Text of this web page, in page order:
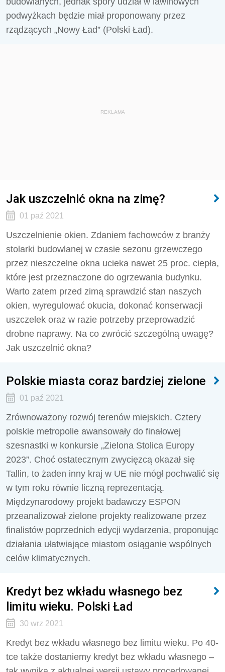
podwyżkach będzie miał proponowany przez
rządzących „Nowy Ład” (Polski Ład).
REKLAMA
Jak uszczelnić okna na zimę?
01 paź 2021
Uszczelnienie okien. Zdaniem fachowców z branży
stolarki budowlanej w czasie sezonu grzewczego
przez nieszczelne okna ucieka nawet 25 proc. ciepła,
które jest przeznaczone do ogrzewania budynku.
Warto zatem przed zimą sprawdzić stan naszych
okien, wyregulować okucia, dokonać konserwacji
uszczelek oraz w razie potrzeby przeprowadzić
drobne naprawy. Na co zwrócić szczególną uwagę?
Jak uszczelnić okna?
Polskie miasta coraz bardziej zielone
01 paź 2021
Zrównoważony rozwój terenów miejskich. Cztery
polskie metropolie awansowały do finałowej
szesnastki w konkursie „Zielona Stolica Europy
2023”. Choć ostatecznym zwycięzcą okazał się
Tallin, to żaden inny kraj w UE nie mógł pochwalić się
w tym roku równie liczną reprezentacją.
Międzynarodowy projekt badawczy ESPON
przeanalizował zielone projekty realizowane przez
finalistów poprzednich edycji wydarzenia, proponując
działania ułatwiające miastom osiąganie wspólnych
celów klimatycznych.
Kredyt bez wkładu własnego bez
limitu wieku. Polski Ład
30 wrz 2021
Kredyt bez wkładu własnego bez limitu wieku. Po 40-
tce także dostaniemy kredyt bez wkładu własnego –